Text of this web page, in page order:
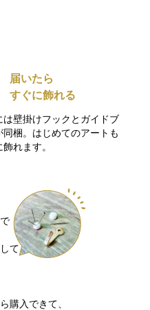
届いたら
すぐに飾れる
は壁掛けフックとガイドブ
同梱。はじめてのアートも
れます。
て
購入できて、